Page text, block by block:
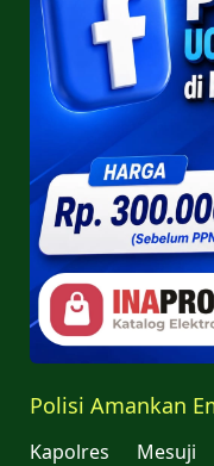
Polisi Amankan
Kapolres Mesuji